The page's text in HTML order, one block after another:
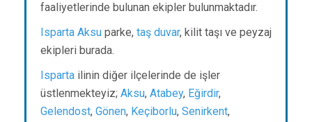
faaliyetlerinde bulunan ekipler bulunmaktadır.
Isparta Aksu parke, taş duvar, kilit taşı ve peyzaj
ekipleri burada.
Isparta ilinin diğer ilçelerinde de işler
üstlenmekteyiz; Aksu, Atabey, Eğirdir,
Gelendost, Gönen, Keçiborlu, Senirkent,